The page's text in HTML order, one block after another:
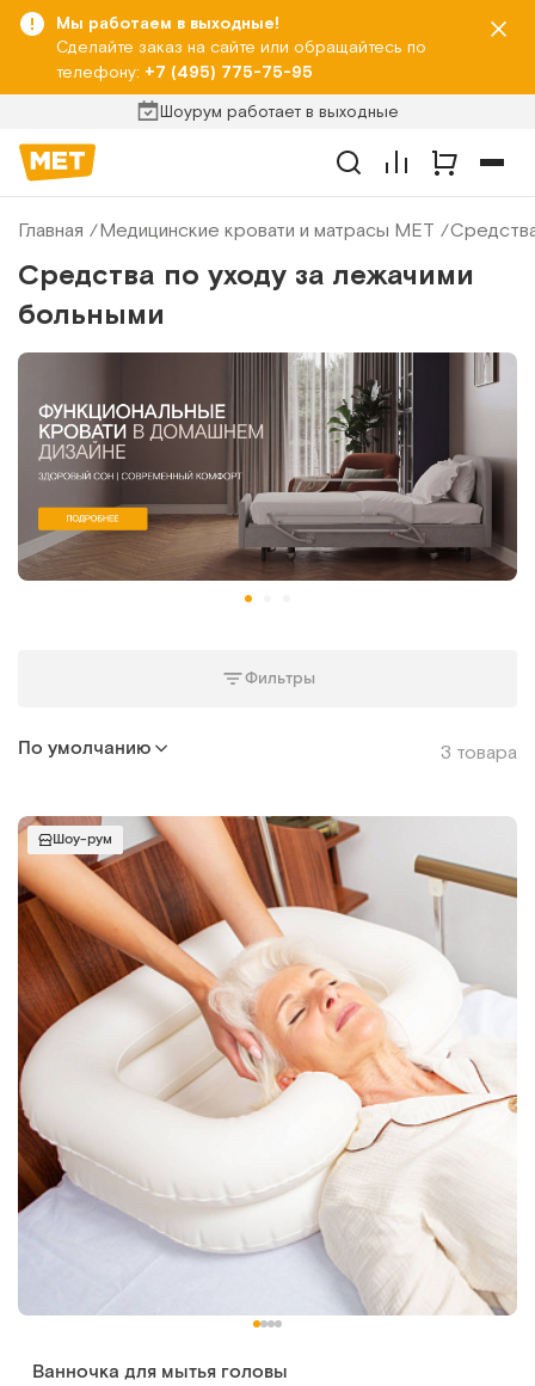
Мы работаем в выходные!
Сделайте заказ на сайте или обращайтесь по
телефону: +7 (495) 775-75-95
Шоурум работает в выходные
Главная Медицинские кровати и матрасы МЕТ
Средства по уходу за лежачими
больными
Фильтры
По умолчанию 3 товара
Шоу-рум
Ванночка для мытья головы